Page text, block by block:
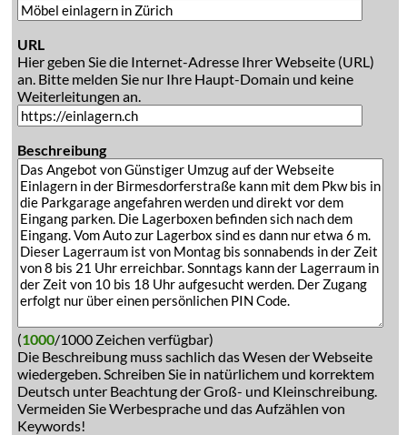
URL
Hier geben Sie die Internet-Adresse Ihrer Webseite (URL)
an. Bitte melden Sie nur Ihre Haupt-Domain und keine
Weiterleitungen an.
Beschreibung
(1000/1000 Zeichen verfügbar)
Die Beschreibung muss sachlich das Wesen der Webseite
wiedergeben. Schreiben Sie in natürlichem und korrektem
Deutsch unter Beachtung der Groß- und Kleinschreibung.
Vermeiden Sie Werbesprache und das Aufzählen von
Keywords!